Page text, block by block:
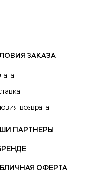
ЗАКАЗА
возврата
ПАРТНЕРЫ
ОФЕРТА